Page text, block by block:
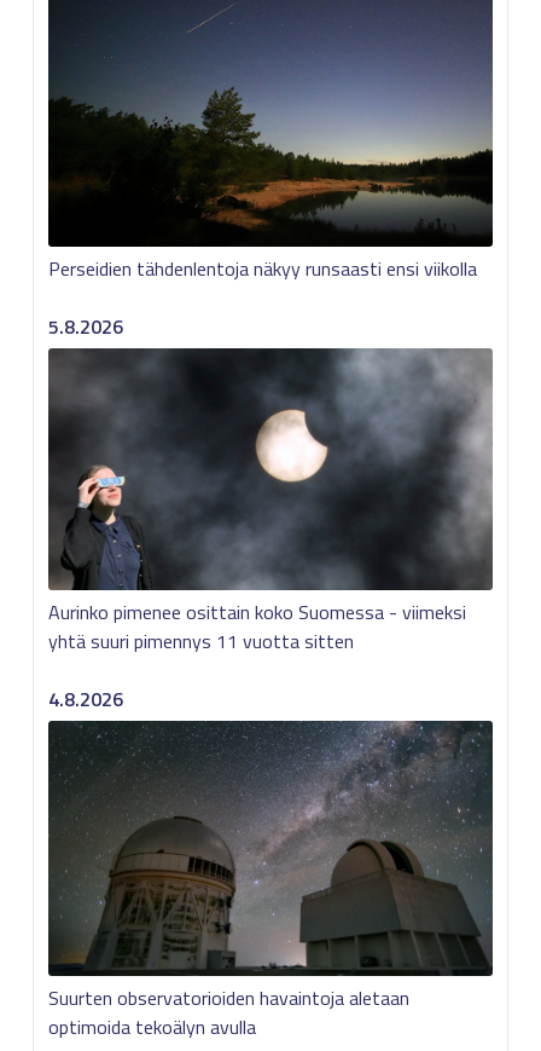
Perseidien tähdenlentoja näkyy runsaasti ensi viikolla
5.8.2026
Aurinko pimenee osittain koko Suomessa - viimeksi
yhtä suuri pimennys 11 vuotta sitten
4.8.2026
Suurten observatorioiden havaintoja aletaan
optimoida tekoälyn avulla